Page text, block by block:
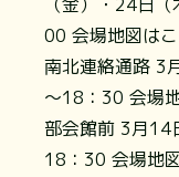
00 会場地図はこ
南北連絡通路 3
～18：30 会場
部会館前 3月14
18：30 会場地